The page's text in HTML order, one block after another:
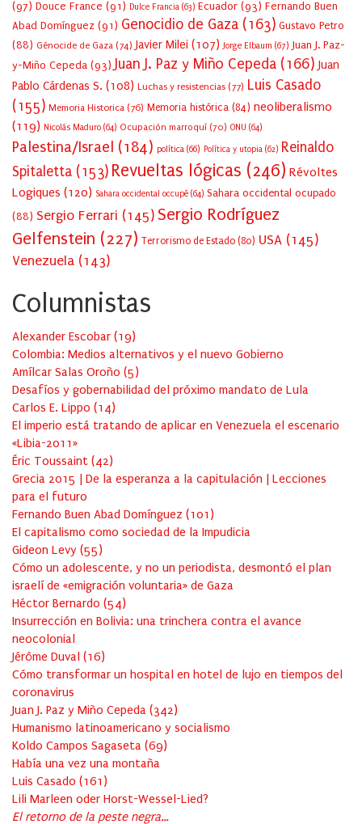
(97) Douce France (91) Dulce Francia (63) Ecuador (93) Fernando Buen
Abad Domínguez (91) Genocidio de Gaza (163) Gustavo Petro
(88) Génocide de Gaza (74) Javier Milei (107) Jorge Elbaum (67) Juan J. Paz-
y-Miño Cepeda (93) Juan J. Paz y Miño Cepeda (166) Juan
Pablo Cárdenas S. (108) Luchas y resistencias (77) Luis Casado
(155) Memoria Historica (76) Memoria histórica (84) neoliberalismo
(119) Nicolás Maduro (64) Ocupación marroquí (70) ONU (64)
Palestina/Israel (184) política (66) Política y utopia (62) Reinaldo
Spitaletta (153) Revueltas lógicas (246) Révoltes
Logiques (120) Sahara occidental occupé (64) Sahara occidental ocupado
(88) Sergio Ferrari (145) Sergio Rodríguez
Gelfenstein (227) Terrorismo de Estado (80) USA (145)
Venezuela (143)
Columnistas
Alexander Escobar (19)
Colombia: Medios alternativos y el nuevo Gobierno
Amílcar Salas Oroño (5)
Desafíos y gobernabilidad del próximo mandato de Lula
Carlos E. Lippo (14)
El imperio está tratando de aplicar en Venezuela el escenario
«Libia-2011»
Éric Toussaint (42)
Grecia 2015 | De la esperanza a la capitulación | Lecciones
para el futuro
Fernando Buen Abad Domínguez (101 )
El capitalismo como sociedad de la Impudicia
Gideon Levy (55)
Cómo un adolescente, y no un periodista, desmontó el plan
israelí de «emigración voluntaria» de Gaza
Héctor Bernardo (54)
Insurrección en Bolivia: una trinchera contra el avance
neocolonial
Jérôme Duval (16)
Cómo transformar un hospital en hotel de lujo en tiempos del
coronavirus
Juan J. Paz y Miño Cepeda (342)
Humanismo latinoamericano y socialismo
Koldo Campos Sagaseta (69)
Había una vez una montaña
Luis Casado (161 )
Lili Marleen oder Horst-Wessel-Lied?
El retorno de la peste negra…